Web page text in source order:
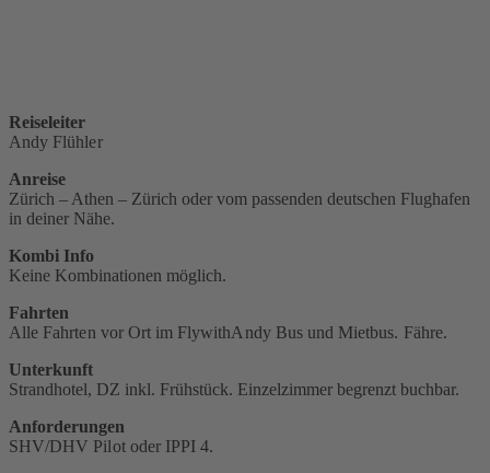
Reiseleiter
Andy Flühler
Anreise
Zürich – Athen – Zürich oder vom passenden deutschen Flughafen
in deiner Nähe.
Kombi Info
Keine Kombinationen möglich.
Fahrten
Alle Fahrten vor Ort im FlywithAndy Bus und Mietbus. Fähre.
Unterkunft
Strandhotel, DZ inkl. Frühstück. Einzelzimmer begrenzt buchbar.
Anforderungen
SHV/DHV Pilot oder IPPI 4‭.